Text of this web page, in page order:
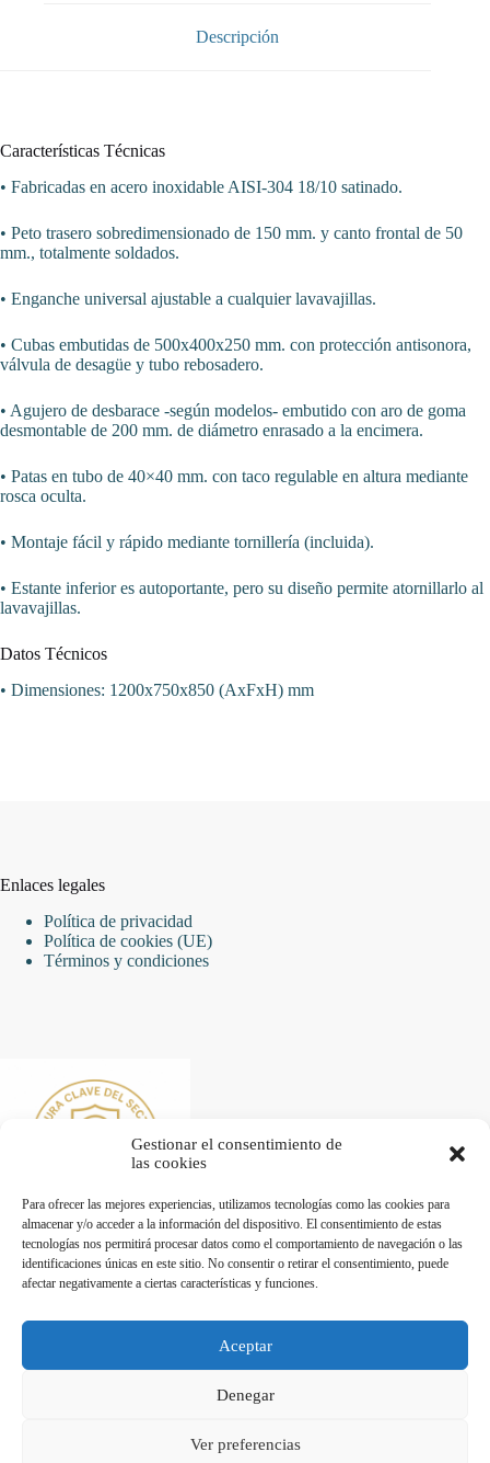
Gestionar el consentimiento de
las cookies
Para ofrecer las mejores experiencias, utilizamos tecnologías como las cookies para
almacenar y/o acceder a la información del dispositivo. El consentimiento de estas
tecnologías nos permitirá procesar datos como el comportamiento de navegación o las
identificaciones únicas en este sitio. No consentir o retirar el consentimiento, puede
afectar negativamente a ciertas características y funciones.
Aceptar
Denegar
Ver preferencias
cantidad
Descripción
Características Técnicas
• Fabricadas en acero inoxidable AISI-304 18/10 satinado.
• Peto trasero sobredimensionado de 150 mm. y canto frontal de 50
mm., totalmente soldados.
• Enganche universal ajustable a cualquier lavavajillas.
• Cubas embutidas de 500x400x250 mm. con protección antisonora,
válvula de desagüe y tubo rebosadero.
• Agujero de desbarace -según modelos- embutido con aro de goma
desmontable de 200 mm. de diámetro enrasado a la encimera.
• Patas en tubo de 40×40 mm. con taco regulable en altura mediante
rosca oculta.
• Montaje fácil y rápido mediante tornillería (incluida).
• Estante inferior es autoportante, pero su diseño permite atornillarlo al
lavavajillas.
Datos Técnicos
• Dimensiones: 1200x750x850 (AxFxH) mm
Enlaces legales
Política de privacidad
Política de cookies (UE)
Términos y condiciones
Maquinaria de Hostelería en Valencia - Hostelecan © 2026